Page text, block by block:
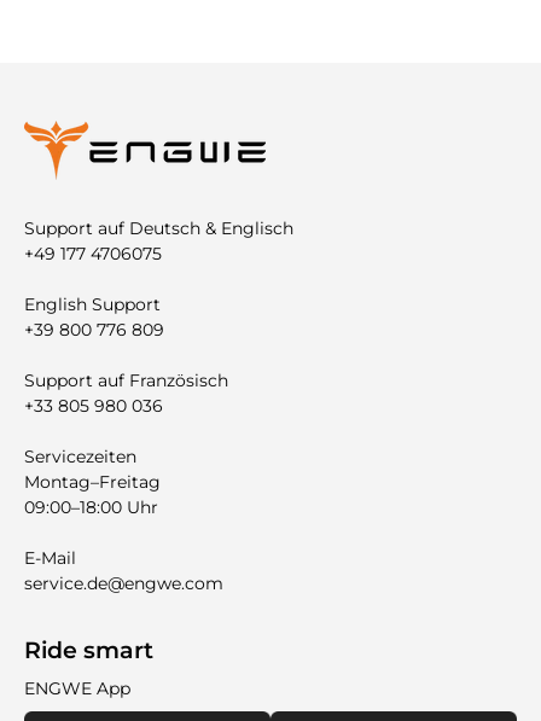
Support auf Deutsch & Englisch
+49 177 4706075
English Support
+39 800 776 809
Support auf Französisch
+33 805 980 036
Servicezeiten
Montag–Freitag
09:00–18:00 Uhr
E-Mail
service.de@engwe.com
Ride smart
ENGWE App